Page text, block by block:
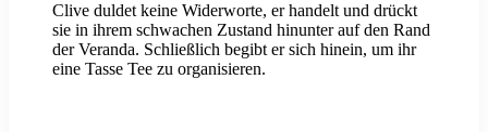
Clive duldet keine Widerworte, er handelt und drückt
sie in ihrem schwachen Zustand hinunter auf den Rand
der Veranda. Schließlich begibt er sich hinein, um ihr
eine Tasse Tee zu organisieren.